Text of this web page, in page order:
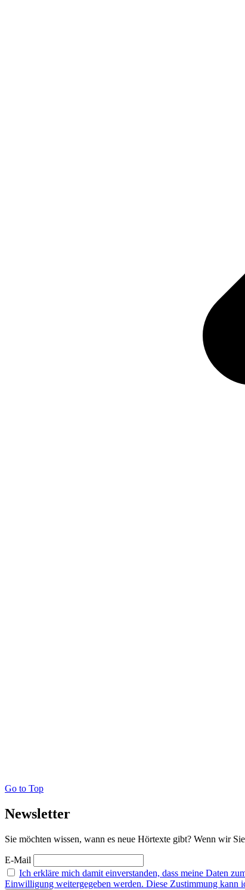
Go to Top
Newsletter
Sie möchten wissen, wann es neue Hörtexte gibt? Wenn wir
E-Mail
Ich erkläre mich damit einverstanden, dass meine Daten
Einwilligung weitergegeben werden. Diese Zustimmung